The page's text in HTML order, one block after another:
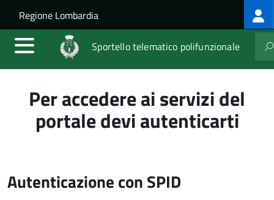
Salta al contenuto principale
Skip to site navigation
Regione Lombardia
Sportello telematico polifunzionale
Per accedere ai servizi del
portale devi autenticarti
Autenticazione con SPID